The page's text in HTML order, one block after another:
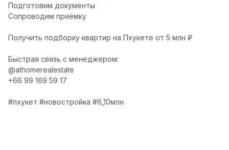
Подготовим документы
Сопроводим приёмку
Получить подборку квартир на Пхукете от 5 млн ₽
Быстрая связь с менеджером:
@athomerealestate
+66 99 169 59 17
#пхукет #новостройка #6_10млн